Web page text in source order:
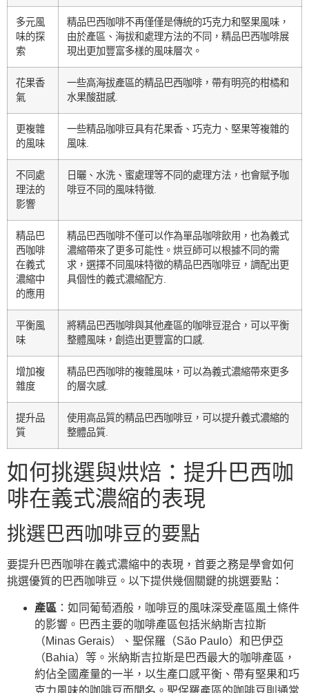
多元風
味的探
索
精品巴西咖啡不再僅僅是傳統的巧克力和堅果風味，
由於產區、海拔和處理方法的不同，精品巴西咖啡展
現出更加豐富多樣的風味層次。
花果香
氣
一些高海拔產區的精品巴西咖啡，帶有明亮的柑橘和
水果酸甜感.
更複雜
的風味
一些精品咖啡豆具有花果香、巧克力、堅果等複雜的
風味.
不同處
理法的
影響
日曬、水洗、蜜處理等不同的處理方法，也會賦予咖
啡豆不同的風味特徵.
精品巴
西咖啡
在義式
濃縮中
的應用
精品巴西咖啡不僅可以作為單品咖啡飲用，也為義式
濃縮帶來了更多可能性。烘豆師可以根據不同的需
求，選擇不同風味特徵的精品巴西咖啡豆，調配出更
具個性的義式濃縮配方.
平衡風
味
將精品巴西咖啡與其他產區的咖啡豆混合，可以平衡
整體風味，創造出更豐富的口感.
增加複
雜度
精品巴西咖啡的複雜風味，可以為義式濃縮帶來更多
的層次感.
提升品
質
使用高品質的精品巴西咖啡豆，可以提升義式濃縮的
整體品質.
如何挑選與烘焙：提升巴西咖
啡在義式濃縮的表現
挑選巴西咖啡豆的要點
要提升巴西咖啡在義式濃縮中的表現，首要之務是學會如何
挑選優質的巴西咖啡豆。以下提供幾個關鍵的挑選要點：
產區 ：如同葡萄酒般，咖啡豆的風味深受產區風土條件
的影響。巴西主要的咖啡產區包括米納斯吉拉斯
（Minas Gerais）、聖保羅（São Paulo）和巴伊亞
（Bahia）等。米納斯吉拉斯是巴西最大的咖啡產區，
約佔全國產量的一半，以生產口感平衡、帶有堅果和巧
克力風味的咖啡豆而聞名。聖保羅產區的咖啡豆則通常